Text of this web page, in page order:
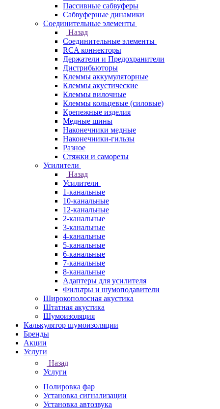
Пассивные сабвуферы
Сабвуферные динамики
Соединительные элементы
Назад
Соединительные элементы
RCA коннекторы
Держатели и Предохранители
Дистрибьюторы
Клеммы аккумуляторные
Клеммы акустические
Клеммы вилочные
Клеммы кольцевые (силовые)
Крепежные изделия
Медные шины
Наконечники медные
Наконечники-гильзы
Разное
Стяжки и саморезы
Усилители
Назад
Усилители
1-канальные
10-канальные
12-канальные
2-канальные
3-канальные
4-канальные
5-канальные
6-канальные
7-канальные
8-канальные
Адаптеры для усилителя
Фильтры и шумоподавители
Широкополосная акустика
Штатная акустика
Шумоизоляция
Калькулятор шумоизоляции
Бренды
Акции
Услуги
Назад
Услуги
Полировка фар
Установка сигнализации
Установка автозвука